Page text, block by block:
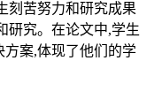
刻苦努力和研究成果
研究。在论文中,学生
案,体现了他们的学